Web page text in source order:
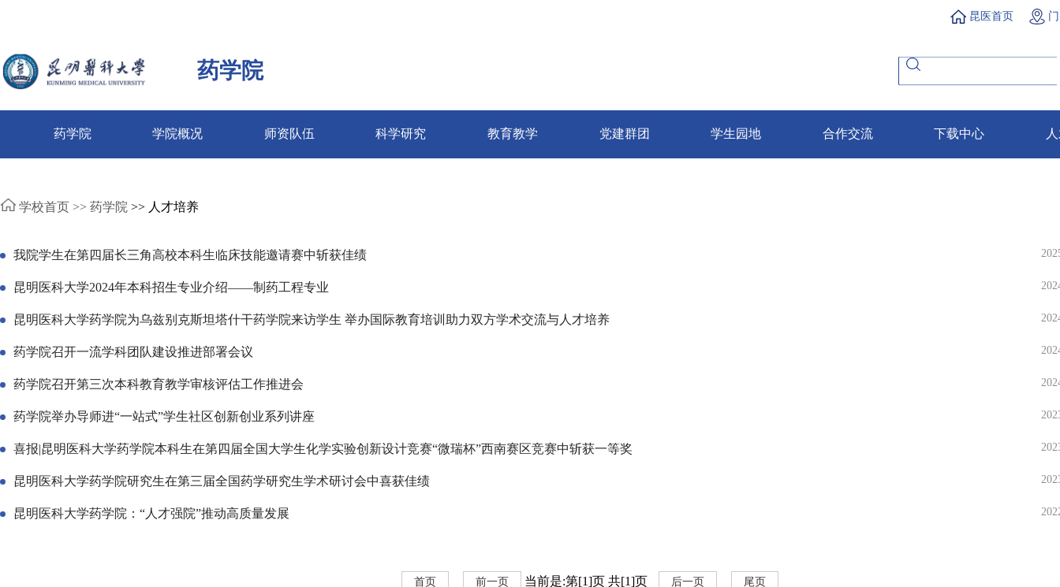
昆医首页
药学院
药学院 学院概况 师资队伍 科学研究 教育教学 党建群团 学生园地 合作交流 下载中心
学校首页 >> 药学院 >> 人才培养
我院学生在第四届长三角高校本科生临床技能邀请赛中斩获佳绩
昆明医科大学2024年本科招生专业介绍——制药工程专业
昆明医科大学药学院为乌兹别克斯坦塔什干药学院来访学生 举办国际教育培训助力双方学术交流与人才培养
药学院召开一流学科团队建设推进部署会议
药学院召开第三次本科教育教学审核评估工作推进会
药学院举办导师进“一站式”学生社区创新创业系列讲座
喜报|昆明医科大学药学院本科生在第四届全国大学生化学实验创新设计竞赛“微瑞杯”西南赛区竞赛中斩获一等奖
昆明医科大学药学院研究生在第三届全国药学研究生学术研讨会中喜获佳绩
昆明医科大学药学院：“人才强院”推动高质量发展
首页 前一页 当前是:第[1]页 共[1]页 后一页 尾页